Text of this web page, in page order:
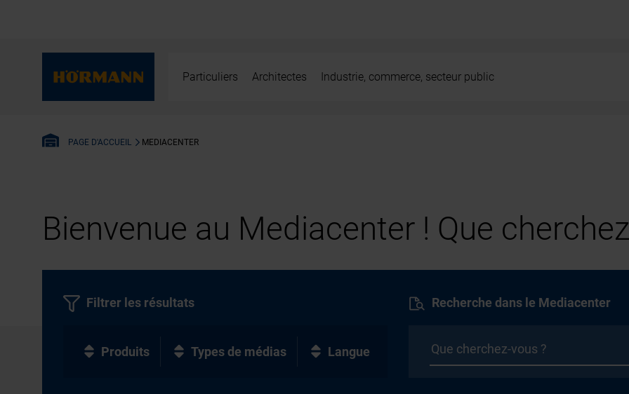
Particuliers Architectes Industrie, commerce, secteur public
PAGE D'ACCUEIL MEDIACENTER
Bienvenue au Mediacenter ! Que
Recherche dans le Mediacenter
Filtrer les résultats
Produits Types de médias Langue